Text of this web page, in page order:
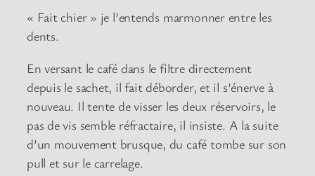
« Fait chier » je l’entends marmonner entre les
dents.
En versant le café dans le filtre directement
depuis le sachet, il fait déborder, et il s’énerve à
nouveau. Il tente de visser les deux réservoirs, le
pas de vis semble réfractaire, il insiste. A la suite
d’un mouvement brusque, du café tombe sur son
pull et sur le carrelage.